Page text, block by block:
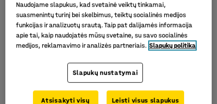
Darbo vieta, kuri veikia – tai vadiname
Happiness at work
SKAITYTI DAUGIAU
Naudojame slapukus, kad svetainė veiktų tinkamai,
suasmenintų turinį bei skelbimus, teiktų socialinės medijos
funkcijas ir analizuotų srautą. Taip pat dalijamės informacija
apie tai, kaip naudojatės mūsų svetaine, su savo socialinės
medijos, reklamavimo ir analizės partneriais. Slapukų politika
Slapukų nustatymai
Atsisakyti visų Leisti visus slapukus